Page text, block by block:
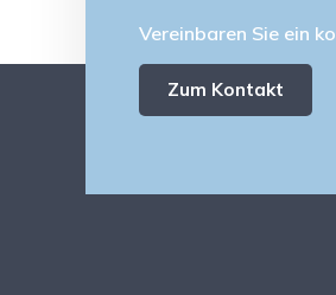
Vereinbaren Sie ein
Zum Kontakt